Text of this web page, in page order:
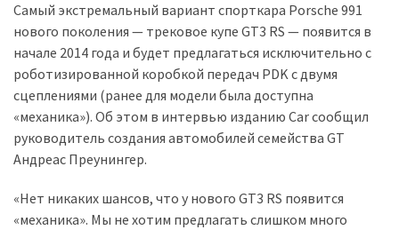
Автозакон
(370)
Автошоу
(358)
Головне
(324)
Тест-
драйв
Самый экстремальный вариант спорткара Porsche 991
нового поколения — трековое купе GT3 RS — появится в
начале 2014 года и будет предлагаться исключительно с
роботизированной коробкой передач PDK с двумя
сцеплениями (ранее для модели была доступна
«механика»). Об этом в интервью изданию Car сообщил
руководитель создания автомобилей семейства GT
Андреас Преунингер.
«Нет никаких шансов, что у нового GT3 RS появится
«механика». Мы не хотим предлагать слишком много